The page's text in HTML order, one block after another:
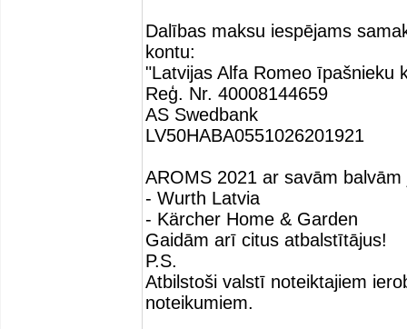
Dalības maksu iespējams
kontu:
"Latvijas Alfa Romeo īpašnieku
Reģ. Nr. 40008144659
AS Swedbank
LV50HABA0551026201921
AROMS 2021 ar savām
- Wurth Latvia
- Kärcher Home & Garden
Gaidām arī citus atbalstītājus!
P.S.
Atbilstoši valstī noteiktajiem
noteikumiem.